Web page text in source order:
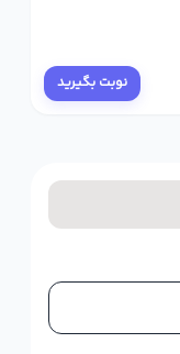
نوبت بگیرید